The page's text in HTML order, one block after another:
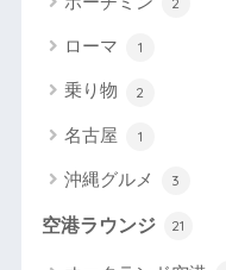
ローマ 1
乗り物 2
名古屋 1
沖縄グルメ 3
空港ラウンジ 21